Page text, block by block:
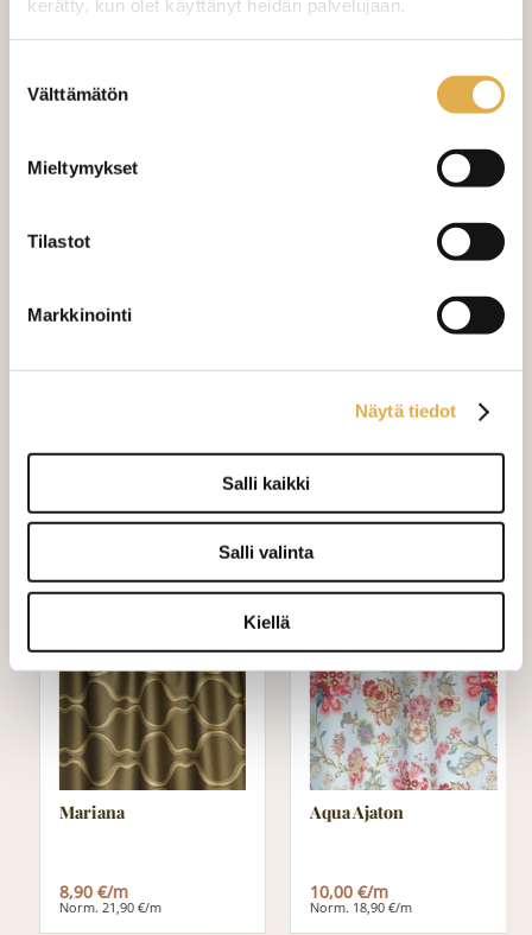
kerätty, kun olet käyttänyt heidän palvelujaan.
valinta
Välttämätön
Mieltymykset
Tilastot
Markkinointi
Näytä tiedot
Salli kaikki
Salli valinta
Kiellä
Suoraverho leveys 150 cm + 22,00 €
+ 27,00 €
+ 28,00 €
mittaamiseen ja kankaan menekin
ommeltavan jotain muuta niin ota
yhteyttä kangaskeskus@elisanet.fi
Varastossa (10.0 m)
TARJOUS
Mariana
8,90 €/m
Norm. 21,90 €/m
TARJOUS
Aqua Ajaton
10,00 €/m
Norm. 18,90 €/m